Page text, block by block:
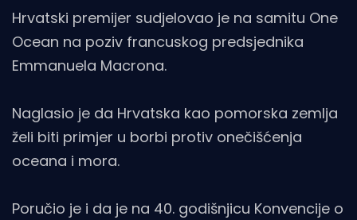
Hrvatski premijer sudjelovao je na samitu One
Ocean na poziv francuskog predsjednika
Emmanuela Macrona.
Naglasio je da Hrvatska kao pomorska zemlja
želi biti primjer u borbi protiv onečišćenja
oceana i mora.
Poručio je i da je na 40. godišnjicu Konvencije o